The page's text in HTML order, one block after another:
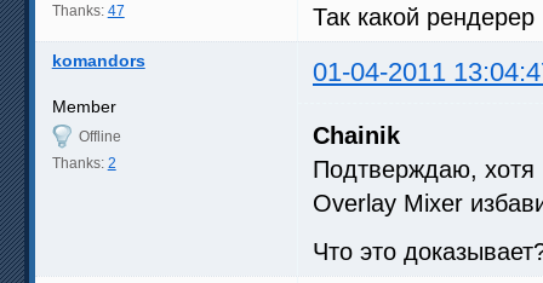
Thanks: 47
Так какой
komandors 01-04-2011
Member
Offline
Thanks: 2
Chainik
Подтверждаю, хотя
Overlay Mixer
Что это